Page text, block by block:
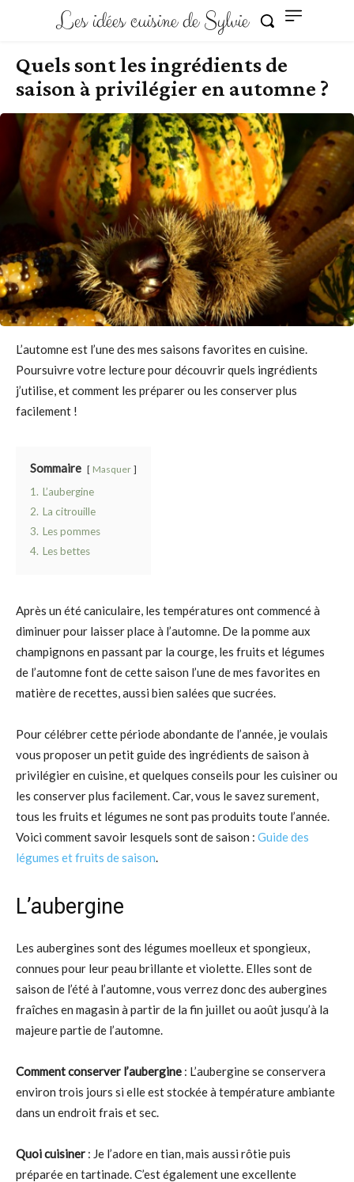
Les idées cuisine de Sylvie
Quels sont les ingrédients de
saison à privilégier en automne ?
L’automne est l’une des mes saisons favorites en cuisine.
Poursuivre votre lecture pour découvrir quels ingrédients
j’utilise, et comment les préparer ou les conserver plus
facilement !
Sommaire Masquer
1. L’aubergine
2. La citrouille
3. Les pommes
4. Les bettes
Après un été caniculaire, les températures ont commencé à
diminuer pour laisser place à l’automne. De la pomme aux
champignons en passant par la courge, les fruits et légumes
de l’automne font de cette saison l’une de mes favorites en
matière de recettes, aussi bien salées que sucrées.
Pour célébrer cette période abondante de l’année, je voulais
vous proposer un petit guide des ingrédients de saison à
privilégier en cuisine, et quelques conseils pour les cuisiner ou
les conserver plus facilement. Car, vous le savez surement,
tous les fruits et légumes ne sont pas produits toute l’année.
Voici comment savoir lesquels sont de saison : Guide des
légumes et fruits de saison.
L’aubergine
Les aubergines sont des légumes moelleux et spongieux,
connues pour leur peau brillante et violette. Elles sont de
saison de l’été à l’automne, vous verrez donc des aubergines
fraîches en magasin à partir de la fin juillet ou août jusqu’à la
majeure partie de l’automne.
Comment conserver l’aubergine : L’aubergine se conservera
environ trois jours si elle est stockée à température ambiante
dans un endroit frais et sec.
Quoi cuisiner : Je l’adore en tian, mais aussi rôtie puis
préparée en tartinade. C’est également une excellente